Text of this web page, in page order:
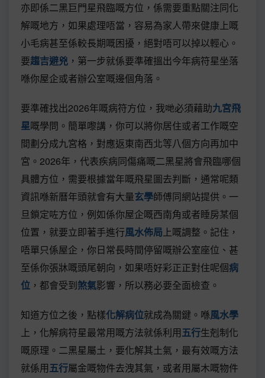
亦即係二黑巨門星飛臨嘅方位，係需要重點關注同化
解嘅地方，如果處理唔當，容易為家人帶來健康上嘅
小毛病甚至係較長期嘅困擾，絕對唔可以掉以輕心。
要趨吉避兇 ，第一步就係要準確搵出今年病符星坐落
喺你屋企或者辦公室嘅邊個角落。
要準確找出2026年嘅病符方位，我哋必須藉助九宮飛
星嘅學問。簡單嚟講，你可以將你居住或者工作嘅空
間劃分成九宮格，對應返東南西北等八個方向再加中
宮。2026年，代表疾病同傷痛嘅二黑星將會飛臨哪個
具體方位，需要根據當年嘅飛星圖去判斷，通常呢類
資訊喺新曆年頭就會有大量玄學師傅同網站提供。一
旦鎖定咗方位，例如係你屋企嘅西南角或者睡房某個
位置，就要立即著手進行風水佈局 上嘅調整。記住，
唔單只係屋企，你日常長時間停留嘅辦公室座位、甚
至係你張牀嘅頭尾朝向，如果唔好彩正正對住呢個病
位 ，都會受到煞氣影響，所以務必要全面檢查。
知道方位之後，點樣化解病位就成為關鍵。喺風水學
上，化解病符星最常用嘅方法就係利用五行生剋制化
嘅原理。二黑星屬土，要化解其土氣，最有效嘅方法
就係用五行屬金嘅物件去洩其氣，或者用屬木嘅物件